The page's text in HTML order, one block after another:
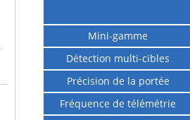
Mini-gamme
Détection multi-cibles
Précision de la portée
Fréquence de télémétrie